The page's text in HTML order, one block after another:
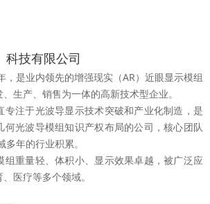
科技有限公司
，是业内领先的增强现实（AR）近眼显示模组
生产、销售为一体的高新技术型企业。
专注于光波导显示技术突破和产业化制造，是
何光波导模组知识产权布局的公司，核心团队
年的行业积累。
组重量轻、体积小、显示效果卓越，被广泛应
医疗等多个领域。